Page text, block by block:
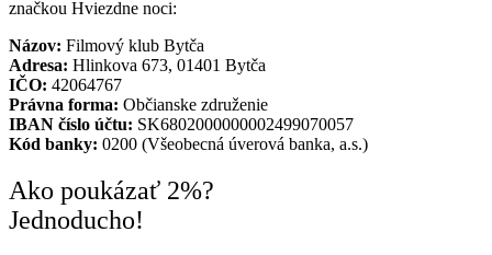
značkou Hviezdne noci:
Názov: Filmový klub Bytča
Adresa: Hlinkova 673, 01401 Bytča
IČO: 42064767
Právna forma: Občianske združenie
IBAN číslo účtu: SK6802000000002499070057
Kód banky: 0200 (Všeobecná úverová banka, a.s.)
Ako poukázať 2%?
Jednoducho!